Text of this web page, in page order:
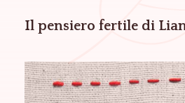
Il pensiero fertile di